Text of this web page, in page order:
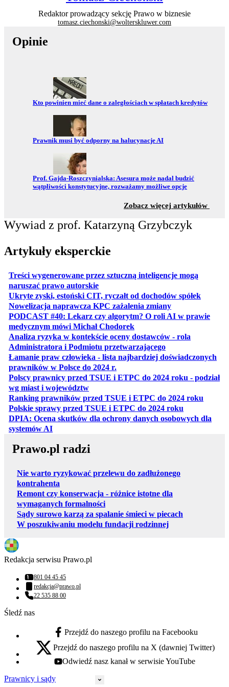
Redaktor prowadzący sekcję Prawo w biznesie
tomasz.ciechonski@wolterskluwer.com
Opinie
Przejdź do:
Kto powinien mieć dane o zaległościach w spłatach kredytów
Przejdź do:
Prawnik musi być odporny na halucynacje AI
Przejdź do:
Prof. Gajda-Roszczynialska: Asesura może nadal budzić
wątpliwości konstytucyjne, rozważamy możliwe opcje
Zobacz więcej artykułów
Wywiad z prof. Katarzyną Grzybczyk
Artykuły eksperckie
Treści wygenerowane przez sztuczną inteligencje mogą
naruszać prawo autorskieotwiera się w nowej karcie
Ukryte zyski, estoński CIT, ryczałt od dochodów spółekotwiera
Nowelizacja naprawcza KPC zażalenia zmianyotwiera się w
PODCAST #40: Lekarz czy algorytm? O roli AI w prawie
medycznym mówi Michał Chodorekotwiera się w nowej karcie
Analiza ryzyka w kontekście oceny dostawców - rola
Administratora i Podmiotu przetwarzającegootwiera się w
Łamanie praw człowieka - lista najbardziej doświadczonych
prawników w Polsce do 2024 r.
Polscy prawnicy przed TSUE i ETPC do 2024 roku - podział
wg miast i województwotwiera się w nowej karcie
Ranking prawników przed TSUE i ETPC do 2024 roku
Polskie sprawy przed TSUE i ETPC do 2024 roku
DPIA: Ocena skutków dla ochrony danych osobowych dla
systemów AIotwiera się w nowej karcie
Prawo.pl radzi
Nie warto ryzykować przelewu do zadłużonego
kontrahenta
Remont czy konserwacja - różnice istotne dla
wymaganych formalności
Sądy surowo karzą za spalanie śmieci w piecach
W poszukiwaniu modelu fundacji rodzinnej
Redakcja serwisu Prawo.pl
Numer telefonu:
801 04 45 45
Adres email:
redakcja@prawo.pl
Numer telefonu:
22 535 88 00
Śledź nas
facebook - otwiera się w nowej karcie
Przejdź do naszego profilu na Facebooku
x - otwiera się w nowej karcie
Przejdź do naszego profilu na X (dawniej Twitter)
youtube - otwiera się w nowej karcie
Odwiedź nasz kanał w serwisie YouTube
Prawnicy i sądy